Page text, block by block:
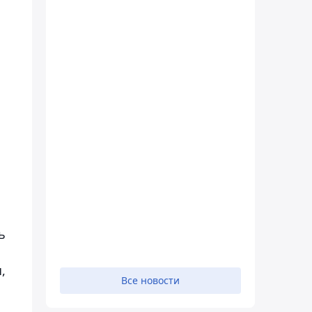
Все новости